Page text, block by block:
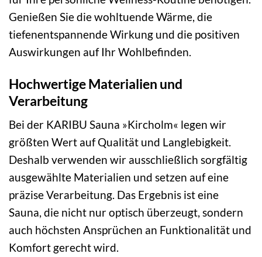
Genießen Sie die wohltuende Wärme, die
tiefenentspannende Wirkung und die positiven
Auswirkungen auf Ihr Wohlbefinden.
Hochwertige Materialien und
Verarbeitung
Bei der KARIBU Sauna »Kircholm« legen wir
größten Wert auf Qualität und Langlebigkeit.
Deshalb verwenden wir ausschließlich sorgfältig
ausgewählte Materialien und setzen auf eine
präzise Verarbeitung. Das Ergebnis ist eine
Sauna, die nicht nur optisch überzeugt, sondern
auch höchsten Ansprüchen an Funktionalität und
Komfort gerecht wird.